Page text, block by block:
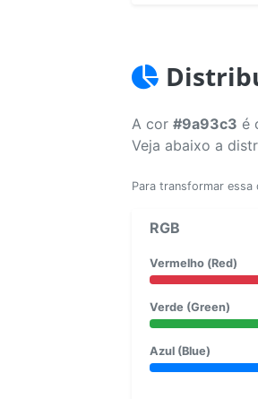
A cor #9a93c3 é
Veja abaixo a
Para transformar
RGB
Vermelho (Red)
Verde (Green)
Azul (Blue)